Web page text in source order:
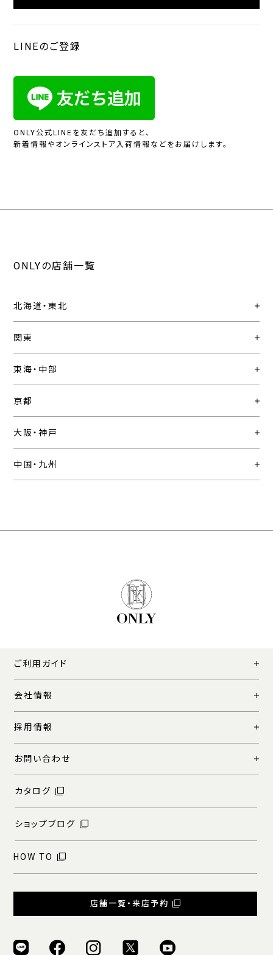
LINEのご登録
ONLY公式LINEを友だち追加すると、
新着情報やオンラインストア入荷情報などをお届けします。
ONLYの店舗一覧
北海道・東北
関東
東海・中部
京都
大阪・神戸
中国・九州
ご利用ガイド
会社情報
採用情報
お問い合わせ
カタログ
ショップブログ
HOW TO
店舗一覧・来店予約